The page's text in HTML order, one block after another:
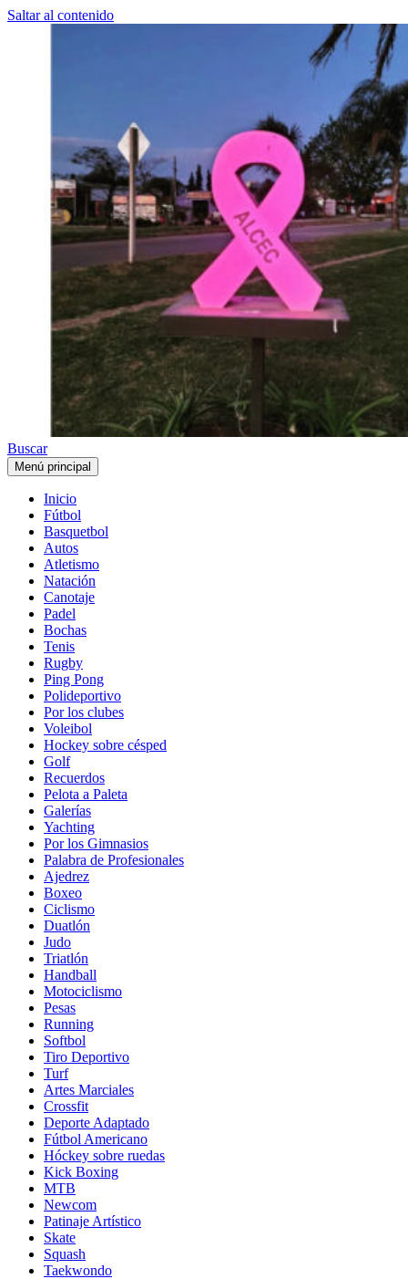
Saltar al contenido
Buscar
Menú principal
Inicio
Fútbol
Basquetbol
Autos
Atletismo
Natación
Canotaje
Padel
Bochas
Tenis
Rugby
Ping Pong
Polideportivo
Por los clubes
Voleibol
Hockey sobre césped
Golf
Recuerdos
Pelota a Paleta
Galerías
Yachting
Por los Gimnasios
Palabra de Profesionales
Ajedrez
Boxeo
Ciclismo
Duatlón
Judo
Triatlón
Handball
Motociclismo
Pesas
Running
Softbol
Tiro Deportivo
Turf
Artes Marciales
Crossfit
Deporte Adaptado
Fútbol Americano
Hóckey sobre ruedas
Kick Boxing
MTB
Newcom
Patinaje Artístico
Skate
Squash
Taekwondo